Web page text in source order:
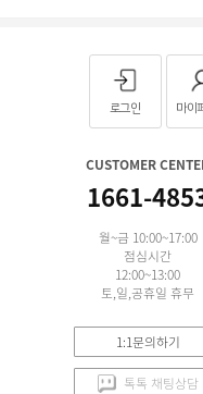
로그인 마이
CUSTOMER
1661-
월~금 10:00~17:00
점심시간
12:00~13:00
토,일,공휴일 휴무
1:1문의하기
톡톡 채팅상담